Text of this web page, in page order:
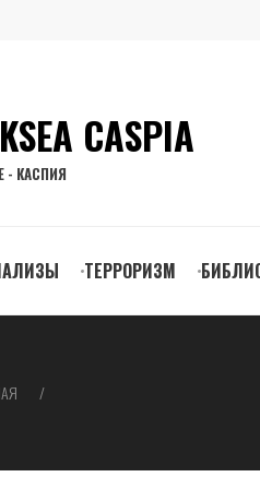
CASPIA
- КАСПИЯ
ТЕРРОРИЗМ